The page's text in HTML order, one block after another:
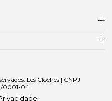
Les Cloches | CNPJ
0001-04